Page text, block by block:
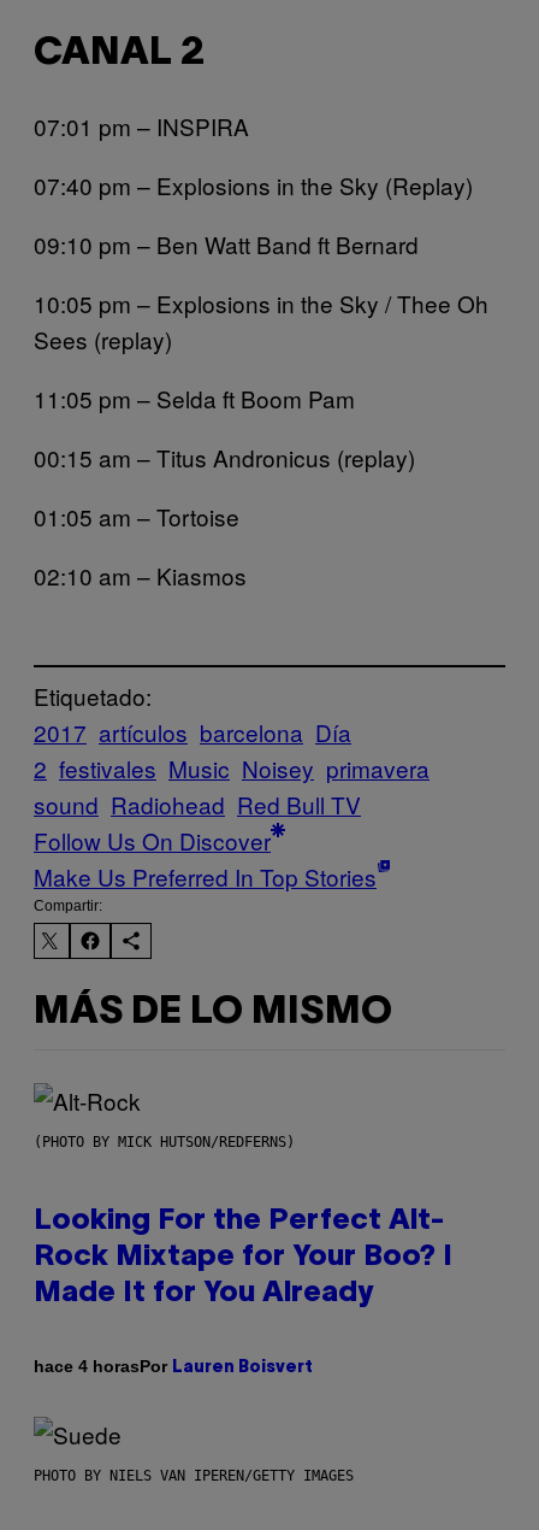
CANAL 2
07:01 pm – INSPIRA
07:40 pm – Explosions in the Sky (Replay)
09:10 pm – Ben Watt Band ft Bernard
10:05 pm – Explosions in the Sky / Thee Oh
Sees (replay)
11:05 pm – Selda ft Boom Pam
00:15 am – Titus Andronicus (replay)
01:05 am – Tortoise
02:10 am – Kiasmos
Etiquetado:
2017 artículos barcelona Día
2 festivales Music Noisey primavera
sound Radiohead Red Bull TV
Follow Us On Discover
Make Us Preferred In Top Stories
Compartir:
MÁS DE LO MISMO
(PHOTO BY MICK HUTSON/REDFERNS)
Looking For the Perfect Alt-
Rock Mixtape for Your Boo? I
Made It for You Already
hace 4 horasPor Lauren Boisvert
PHOTO BY NIELS VAN IPEREN/GETTY IMAGES